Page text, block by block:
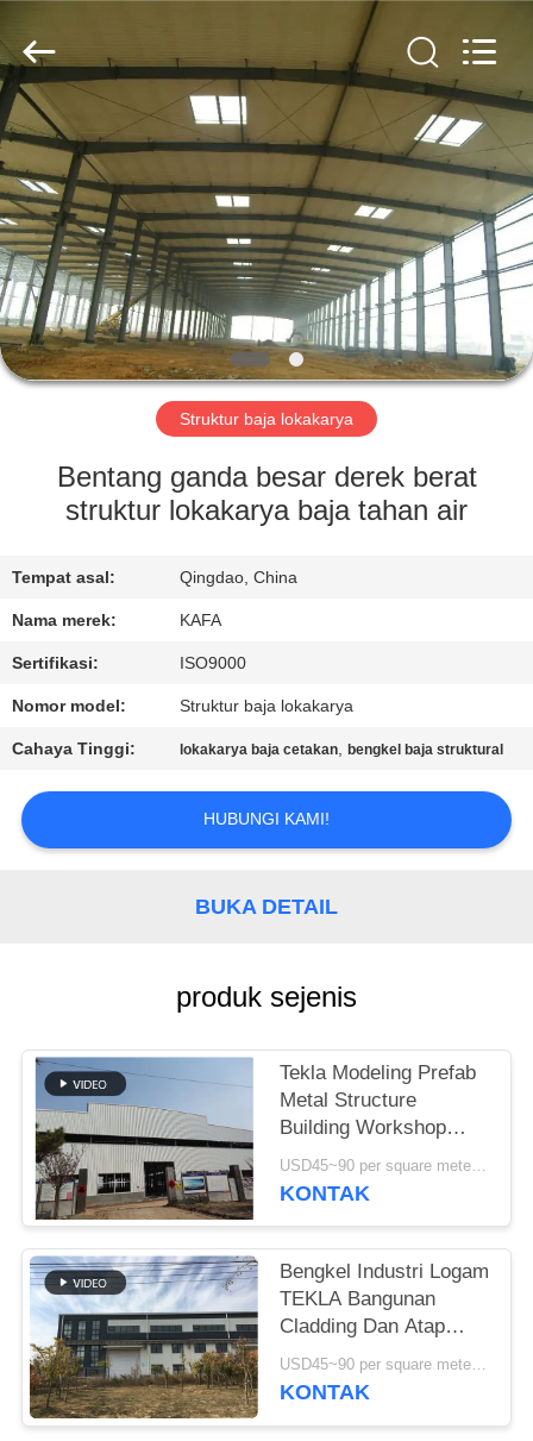
RUMAH
PRODUK
VIDEO
PERTUNJUKAN
VR
TENTANG
KAMI
TUR
PABRIK
KONTROL
HUBUNGI
KAMI
SITEMAP
KEBIJAKAN
PRIVASI
Co.,
Ltd..
Rights
Reserved.
Struktur baja lokakarya
Bentang ganda besar derek berat
struktur lokakarya baja tahan air
Tempat asal: Qingdao, China
Nama merek: KAFA
Sertifikasi: ISO9000
Nomor model: Struktur baja lokakarya
Cahaya Tinggi: lokakarya baja cetakan,bengkel baja struktural
HUBUNGI KAMI!
BUKA DETAIL
produk sejenis
Tekla Modeling Prefab
Metal Structure
Building Workshop
Kekuatan Tinggi
USD45~90 per square meter MOQ:1000 meter persegi
KONTAK
Bengkel Industri Logam
TEKLA Bangunan
Cladding Dan Atap
Berwarna-warni
USD45~90 per square meter MOQ:1000 meter persegi
KONTAK